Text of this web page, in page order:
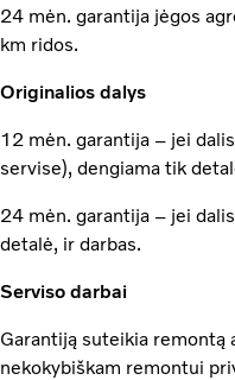
24 mėn. garantija jėgos
km ridos.
Originalios dalys
12 mėn. garantija – jei
servise), dengiama tik
24 mėn. garantija – jei
detalė, ir darbas.
Serviso darbai
Garantiją suteikia remontą
nekokybiškam remontui